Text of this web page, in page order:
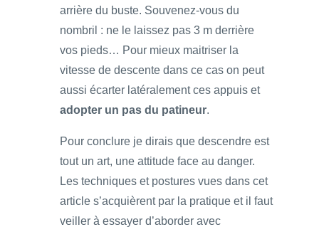
arrière du buste. Souvenez-vous du
nombril : ne le laissez pas 3 m derrière
vos pieds… Pour mieux maitriser la
vitesse de descente dans ce cas on peut
aussi écarter latéralement ces appuis et
adopter un pas du patineur.
Pour conclure je dirais que descendre est
tout un art, une attitude face au danger.
Les techniques et postures vues dans cet
article s’acquièrent par la pratique et il faut
veiller à essayer d’aborder avec